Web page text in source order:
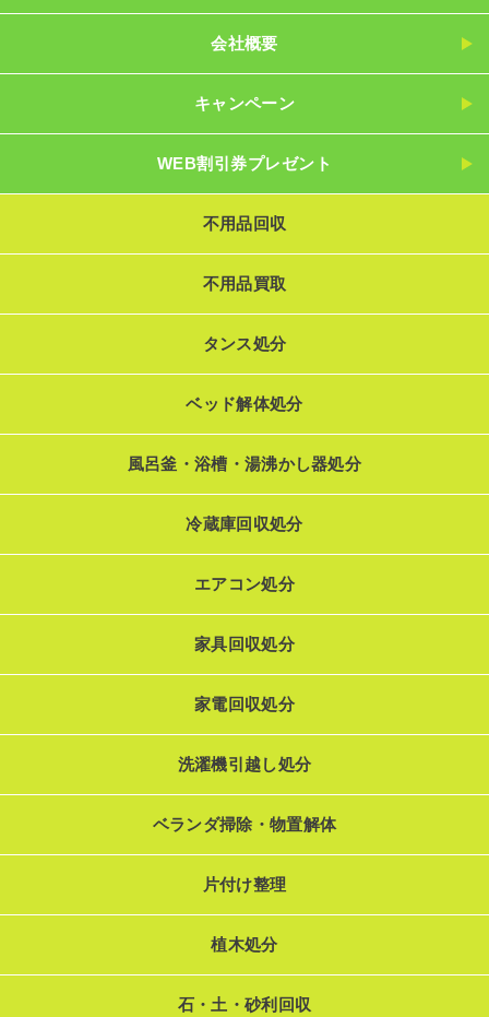
会社概要
キャンペーン
WEB割引券プレゼント
不用品回収
不用品買取
タンス処分
ベッド解体処分
風呂釜・浴槽・湯沸かし器処分
冷蔵庫回収処分
エアコン処分
家具回収処分
家電回収処分
洗濯機引越し処分
ベランダ掃除・物置解体
片付け整理
植木処分
石・土・砂利回収